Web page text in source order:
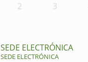
2 3
SEDE ELECTRÓNICA
SEDE ELECTRÓNICA